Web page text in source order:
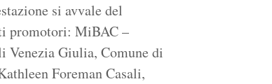
si avvale del
promotori: MiBAC –
Venezia Giulia, Comune di
Foreman Casali,